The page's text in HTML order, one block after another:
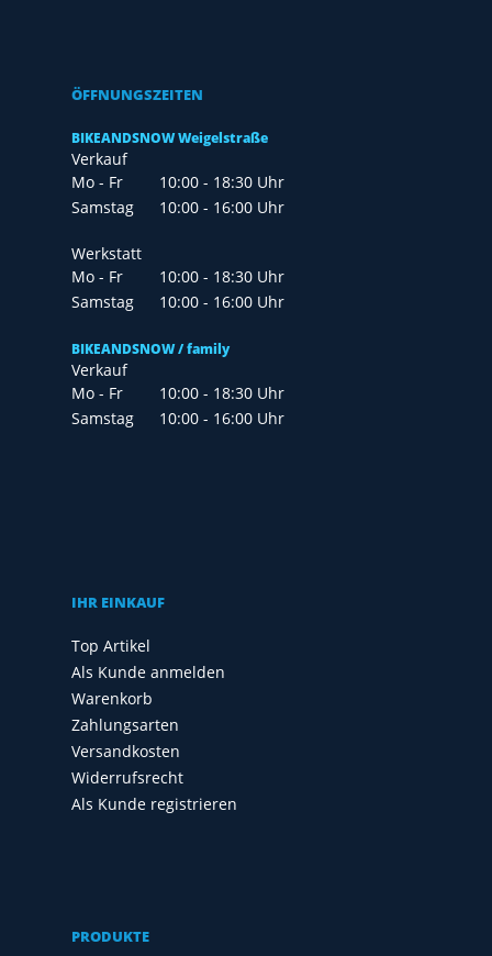
ÖFFNUNGSZEITEN
BIKEANDSNOW Weigelstraße
Verkauf
Mo - Fr
10:00 - 18:30 Uhr
Samstag
10:00 - 16:00 Uhr
Werkstatt
Mo - Fr
10:00 - 18:30 Uhr
Samstag
10:00 - 16:00 Uhr
BIKEANDSNOW / family
Verkauf
Mo - Fr
10:00 - 18:30 Uhr
Samstag
10:00 - 16:00 Uhr
IHR EINKAUF
Top Artikel
Als Kunde anmelden
Warenkorb
Zahlungsarten
Versandkosten
Widerrufsrecht
Als Kunde registrieren
PRODUKTE